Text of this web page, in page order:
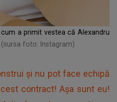
cum a primit vestea că Alexandru
(sursa foto: Instagram)
și nu pot face echipă
contract! Așa sunt eu!